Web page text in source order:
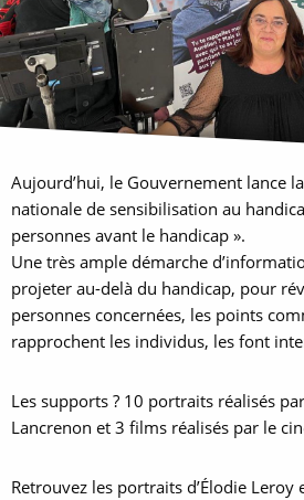
Aujourd’hui, le Gouvernement lance
nationale de sensibilisation au
personnes avant le handicap ».
Une très ample démarche
projeter au-delà du handicap, pour
personnes concernées, les points
rapprochent les individus, les font
Les supports ? 10 portraits réalisés
Lancrenon et 3 films réalisés par le
Retrouvez les portraits d’Élodie Leroy